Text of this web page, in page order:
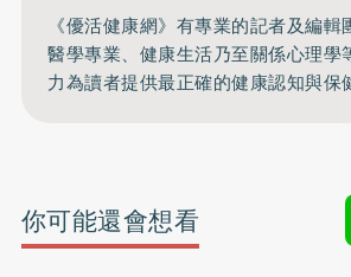
《優活健康網》有專業的記者及編輯
醫學專業、健康生活乃至關係心理學
力為讀者提供最正確的健康認知與保
你可能還會想看